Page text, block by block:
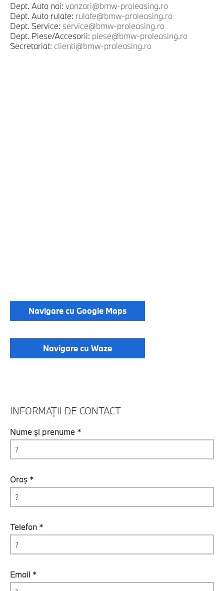
Dept. Auto noi: vanzari@bmw-proleasing.ro
Dept. Auto rulate: rulate@bmw-proleasing.ro
Dept. Service: service@bmw-proleasing.ro
Dept. Piese/Accesorii: piese@bmw-proleasing.ro
Secretariat: clienti@bmw-proleasing.ro
Navigare cu Google Maps
Navigare cu Waze
INFORMAȚII DE CONTACT
Nume și prenume *
Oraş *
Telefon *
Email *